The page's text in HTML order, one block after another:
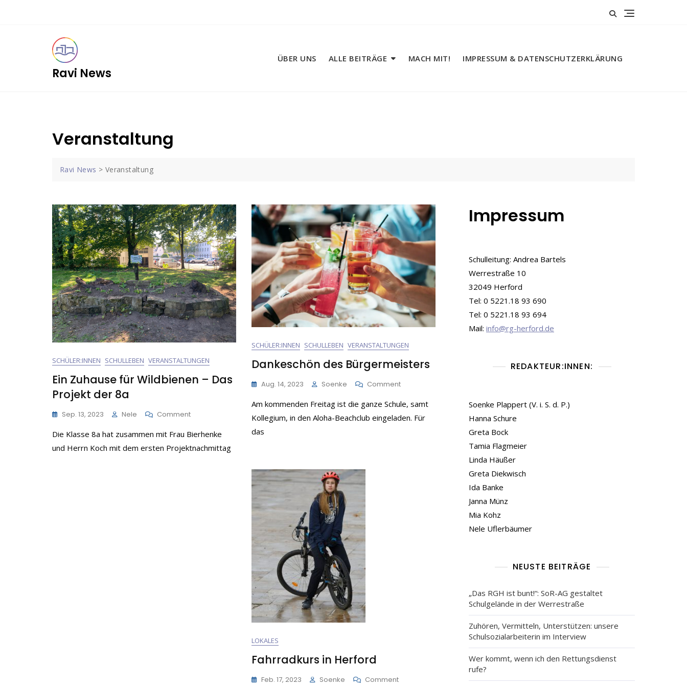
Ravi News
ÜBER UNS ALLE BEITRÄGE MACH MIT! IMPRESSUM & DATENSCHUTZERKLÄRUNG
Veranstaltung
Ravi News > Veranstaltung
SCHÜLER:INNEN SCHULLEBEN VERANSTALTUNGEN
Ein Zuhause für Wildbienen – Das
Projekt der 8a
Sep. 13, 2023 Nele CommentOn
Zuhause
Für
Wildbienen
Die Klasse 8a hat zusammen mit Frau Bierhenke
und Herrn Koch mit dem ersten Projektnachmittag
SCHÜLER:INNEN SCHULLEBEN VERANSTALTUNGEN
Dankeschön des Bürgermeisters
Aug. 14, 2023 Soenke CommentOn
Des
Bürgermeisters
Am kommenden Freitag ist die ganze Schule, samt
Kollegium, in den Aloha-Beachclub eingeladen. Für
das
LOKALES
Fahrradkurs in Herford
Feb. 17, 2023 Soenke CommentOn
Impressum
Schulleitung: Andrea Bartels
Werrestraße 10
32049 Herford
Tel: 0 5221.18 93 690
Tel: 0 5221.18 93 694
Mail: info@rg-herford.de
REDAKTEUR:INNEN:
Soenke Plappert (V. i. S. d. P.)
Hanna Schure
Greta Bock
Tamia Flagmeier
Linda Häußer
Greta Diekwisch
Ida Banke
Janna Münz
Mia Kohz
Nele Uflerbäumer
NEUSTE BEITRÄGE
„Das RGH ist bunt!“: SoR-AG gestaltet
Schulgelände in der Werrestraße
Zuhören, Vermitteln, Unterstützen: unsere
Schulsozialarbeiterin im Interview
Wer kommt, wenn ich den Rettungsdienst
rufe?